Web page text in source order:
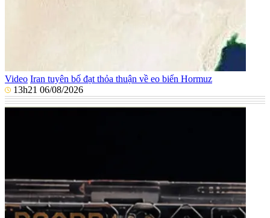
Video Iran tuyên bố đạt thỏa thuận về eo biển Hormuz
13h21 06/08/2026